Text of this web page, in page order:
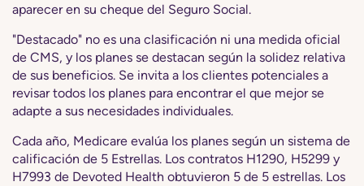
aparecer en su cheque del Seguro Social.
"Destacado" no es una clasificación ni una medida oficial
de CMS, y los planes se destacan según la solidez relativa
de sus beneficios. Se invita a los clientes potenciales a
revisar todos los planes para encontrar el que mejor se
adapte a sus necesidades individuales.
Cada año, Medicare evalúa los planes según un sistema de
calificación de 5 Estrellas. Los contratos H1290, H5299 y
H7993 de Devoted Health obtuvieron 5 de 5 estrellas. Los